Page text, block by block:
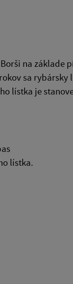
na
sa
lístka je
lístka.